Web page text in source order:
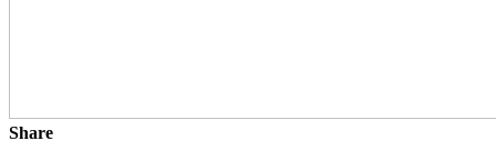
Share